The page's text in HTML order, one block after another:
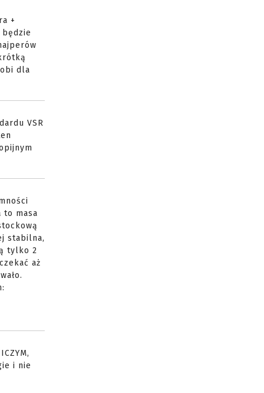
+
dla
VSR
to masa
stabilna,
tylko 2
aż
i nie